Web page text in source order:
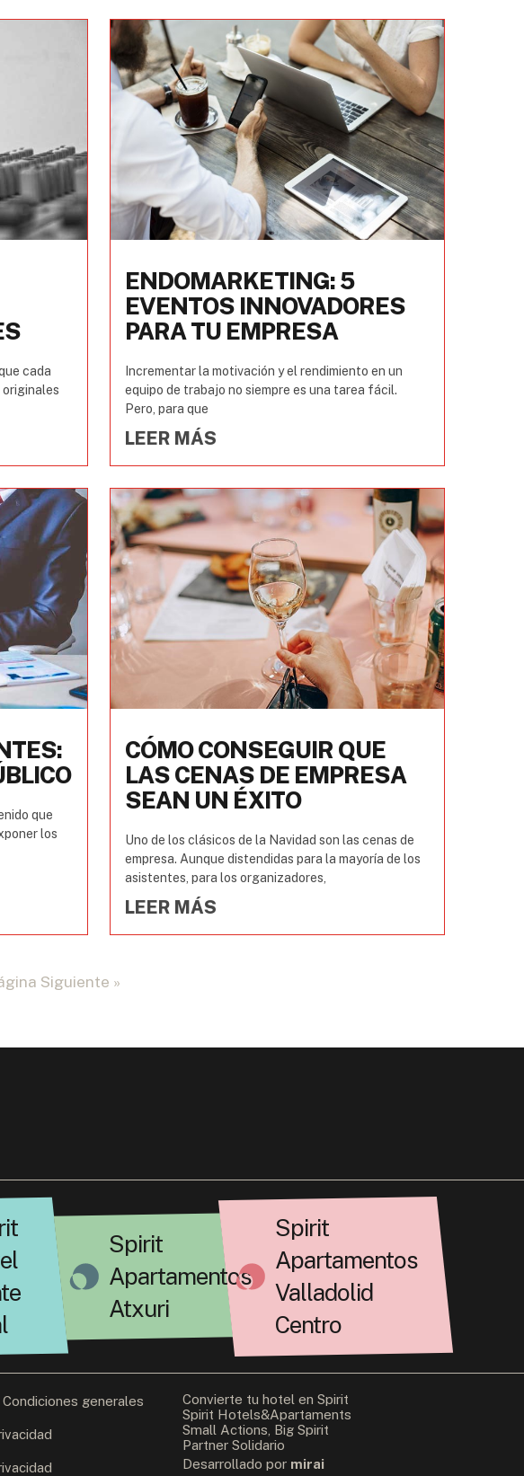
cada
ENDOMARKETING: 5
EVENTOS INNOVADORES
PARA TU EMPRESA
Incrementar la motivación y el rendimiento en un
equipo de trabajo no siempre es una tarea fácil.
Pero, para que
LEER MÁS
que
los
CÓMO CONSEGUIR QUE
LAS CENAS DE EMPRESA
SEAN UN ÉXITO
Uno de los clásicos de la Navidad son las cenas de
empresa. Aunque distendidas para la mayoría de los
asistentes, para los organizadores,
LEER MÁS
Siguiente »
Spirit
Apartamentos
Atxuri
Spirit
Apartamentos
Valladolid
Centro
generales
Convierte tu hotel en Spirit
Spirit Hotels&Apartaments
Small Actions, Big Spirit
Partner Solidario
Desarrollado por mirai